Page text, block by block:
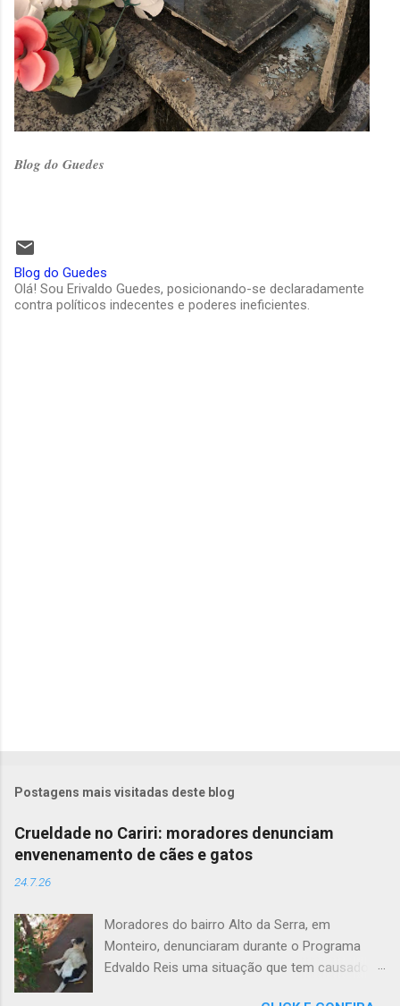
Blog do Guedes
Blog do Guedes
Olá! Sou Erivaldo Guedes, posicionando-se declaradamente
contra políticos indecentes e poderes ineficientes.
Postagens mais visitadas deste blog
Crueldade no Cariri: moradores denunciam
envenenamento de cães e gatos
24.7.26
Moradores do bairro Alto da Serra, em
Monteiro, denunciaram durante o Programa
Edvaldo Reis uma situação que tem causado